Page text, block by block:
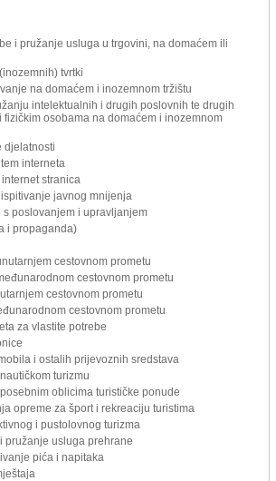
i pružanje usluga u trgovini, na domaćem ili
tvrtki
na domaćem i inozemnom tržištu
intelektualnih i drugih poslovnih te drugih
fizičkim osobama na domaćem i inozemnom
djelatnosti
interneta
stranica
javnog mnijenja
s poslovanjem i upravljanjem
i propaganda)
cestovnom prometu
cestovnom prometu
cestovnom prometu
cestovnom prometu
za vlastite potrebe
i ostalih prijevoznih sredstava
turizmu
oblicima turističke ponude
opreme za šport i rekreaciju turistima
i pustolovnog turizma
pružanje usluga prehrane
pića i napitaka